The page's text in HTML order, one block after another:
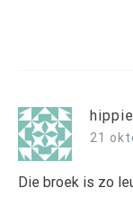
21
Die broek is zo